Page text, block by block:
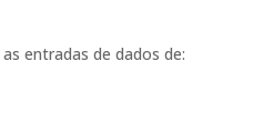
entradas de dados de: